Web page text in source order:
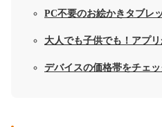
PC不要のお絵かきタブレ
大人でも子供でも！アプ
デバイスの価格帯をチェッ